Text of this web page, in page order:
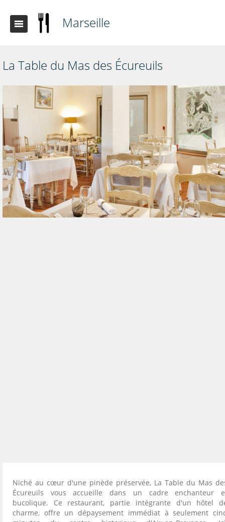
Marseille
La Table du Mas des Écureuils
Niché au cœur d'une pinède préservée, La Table du Mas
Écureuils vous accueille dans un cadre enchanteur
bucolique. Ce restaurant, partie intégrante d'un hôtel
charme, offre un dépaysement immédiat à seulement